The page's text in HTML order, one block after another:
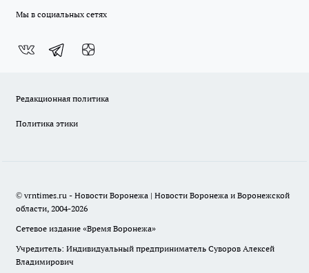
Мы в социальных сетях
Редакционная политика
Политика этики
© vrntimes.ru - Новости Воронежа | Новости Воронежа и Воронежской
области, 2004-2026
Сетевое издание «Время Воронежа»
Учредитель: Индивидуальный предприниматель Суворов Алексей
Владимирович